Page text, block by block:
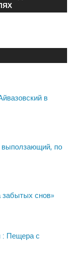
в
выползающий, по
снов»
: Пещера с